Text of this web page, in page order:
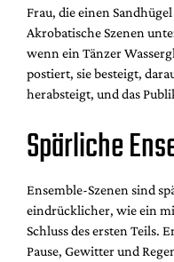
Frau, die einen
Akrobatische Szenen
wenn ein Tänzer
postiert, sie besteigt,
herabsteigt, und das
Spärliche
Ensemble-Szenen sind
eindrücklicher, wie ein
Schluss des ersten Teils.
Pause, Gewitter und